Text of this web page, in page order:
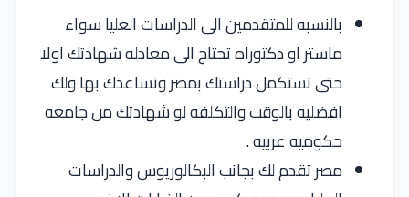
بالنسبه للمتقدمين الى الدراسات العليا سواء
ماستر او دكتوراه تحتاج الى معادله شهادتك اولا
حتى تستكمل دراستك بمصر ونساعدك بها ولك
افضليه بالوقت والتكلفه لو شهادتك من جامعه
حكوميه عربيه .
مصر تقدم لك بجانب البكالوريوس والدراسات